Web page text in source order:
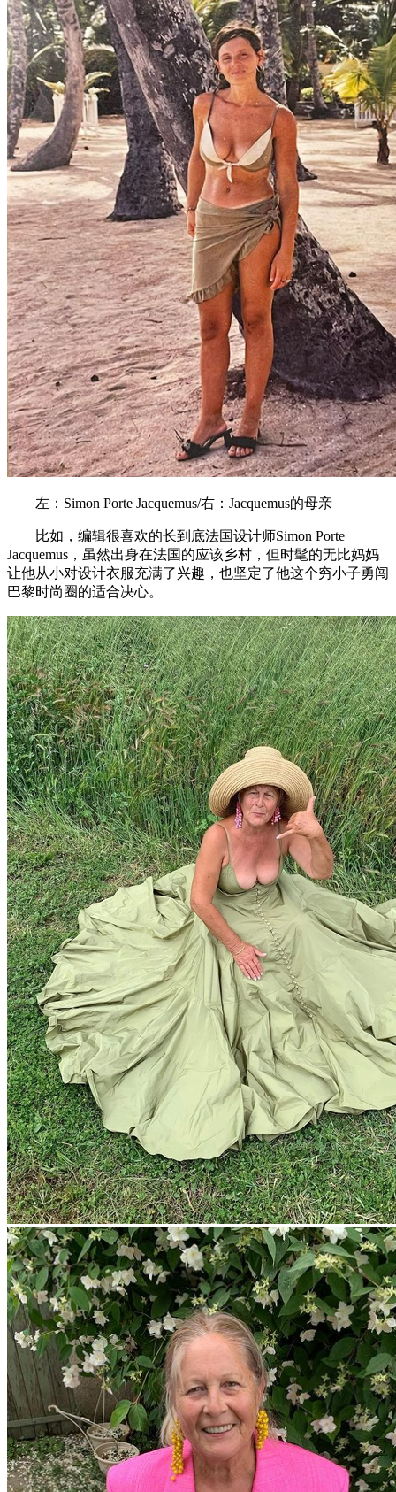
左：Simon Porte Jacquemus/右：Jacquemus的母亲
比如，编辑很喜欢的长到底法国设计师Simon Porte
Jacquemus，虽然出身在法国的应该乡村，但时髦的无比妈妈
让他从小对设计衣服充满了兴趣，也坚定了他这个穷小子勇闯
巴黎时尚圈的适合决心。